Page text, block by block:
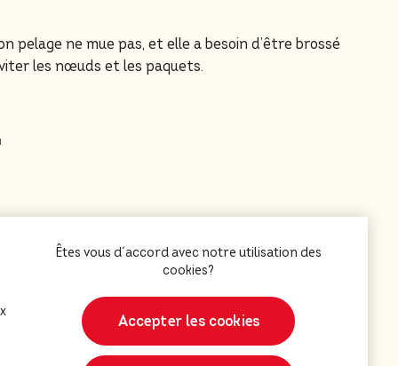
ne mue pas, et elle a besoin d’être brossé
les nœuds et les paquets.
de nage. Une éducation solide est également
C’est aussi une bonne race pour les gens qui
Accepter les cookies